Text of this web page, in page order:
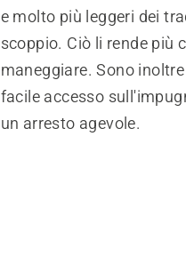
e molto più leggeri dei
scoppio. Ciò li rende più
maneggiare. Sono
facile accesso
un arresto agevole.